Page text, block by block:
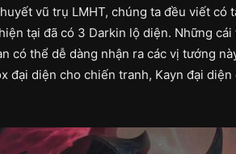
vũ trụ LMHT, chúng ta đều viết có
tại đã có 3 Darkin lộ diện. Những cái
có thể dễ dàng nhận ra các vị tướng
đại diện cho chiến tranh, Kayn đại